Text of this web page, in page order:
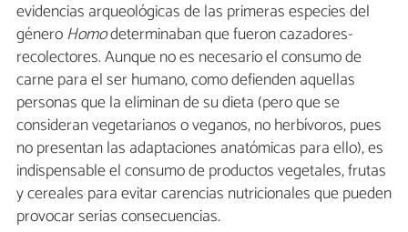
evidencias arqueológicas de las primeras especies del
géneroHomodeterminaban que fueron cazadores-
recolectores. Aunque no es necesario el consumo de
carne para el ser humano, como defienden aquellas
personas que la eliminan de su dieta (pero que se
consideran vegetarianos o veganos, no herbívoros, pues
no presentan las adaptaciones anatómicas para ello), es
indispensable el consumo de productos vegetales, frutas
y cereales para evitar carencias nutricionales que pueden
provocar serias consecuencias.